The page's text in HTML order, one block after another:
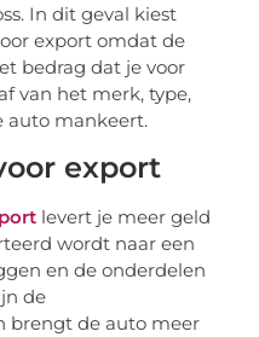
In dit geval kiest
export omdat de
bedrag dat je voor
van het merk, type,
auto mankeert.
export
levert je meer geld
wordt naar een
en de onderdelen
de
brengt de auto meer